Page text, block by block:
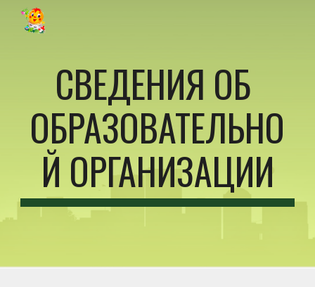
Skip to main content
СВЕДЕНИЯ ОБ
ОБРАЗОВАТЕЛЬНО
Й ОРГАНИЗАЦИИ